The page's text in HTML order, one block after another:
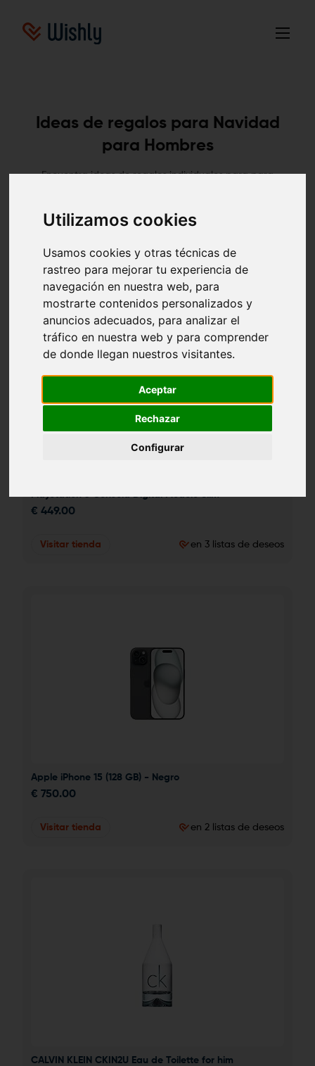
Utilizamos cookies
Usamos cookies y otras técnicas de
rastreo para mejorar tu experiencia de
navegación en nuestra web, para
mostrarte contenidos personalizados y
anuncios adecuados, para analizar el
tráfico en nuestra web y para comprender
de donde llegan nuestros visitantes.
Aceptar
Rechazar
Configurar
Ideas de regalos para Navidad
para Hombres
Encuentra ideas de regalos individuales para para
Nacimiento Otros
€ 449.00
Visitar tienda en 3 listas de deseos
Apple iPhone 15 (128 GB) - Negro
€ 750.00
Visitar tienda en 2 listas de deseos
CALVIN KLEIN CKIN2U Eau de Toilette for him